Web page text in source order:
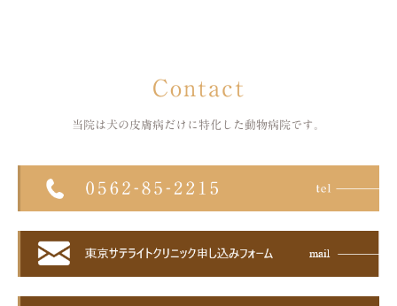
Contact
当院は犬の皮膚病だけに特化した 動物病院です。